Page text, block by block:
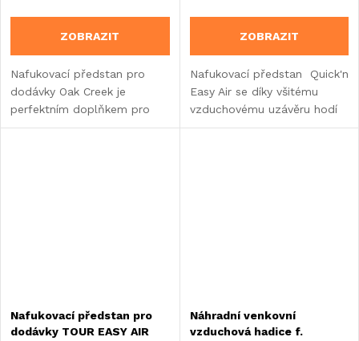
ZOBRAZIT
Nafukovací předstan pro
dodávky Oak Creek je
perfektním doplňkem pro
vaši dovolenou.
ZOBRAZIT
Nafukovací předstan Quick'n
Easy Air se díky všitému
vzduchovému uzávěru hodí
téměř pro všechny dodávky.
Nafukovací předstan pro
dodávky TOUR EASY AIR
Náhradní venkovní
vzduchová hadice f.